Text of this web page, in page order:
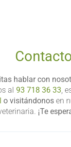
hablar con
al 93 718 36 33,
o visitándonosen
¡Te